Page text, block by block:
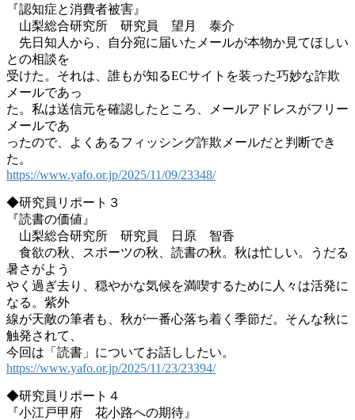
『認知症と消費者被害』
山梨総合研究所 研究員 望月 泰介
先日知人から、自分宛に届いたメールが本物か見てほしい
との相談を
受けた。それは、誰もが知るECサイトを装った巧妙な詐欺
メールであっ
た。私は送信元を確認したところ、メールアドレスがフリー
メールであ
ったので、よくあるフィッシング詐欺メールだと判断でき
た。
https://www.yafo.or.jp/2025/11/09/23348/
◆研究員リポート３
『読書の価値』
山梨総合研究所 研究員 日原 智香
食欲の秋、スポーツの秋、読書の秋。秋は忙しい。うだる
暑さがよう
やく過ぎ去り、穏やかな気候を満喫するために人々は活発に
なる。紫外
線が天敵の筆者も、秋が一番心落ち着く季節だ。そんな秋に
触発されて、
今回は「読書」についてお話ししたい。
https://www.yafo.or.jp/2025/11/23/23394/
◆研究員リポート４
『小江戸甲府 花小路への期待』